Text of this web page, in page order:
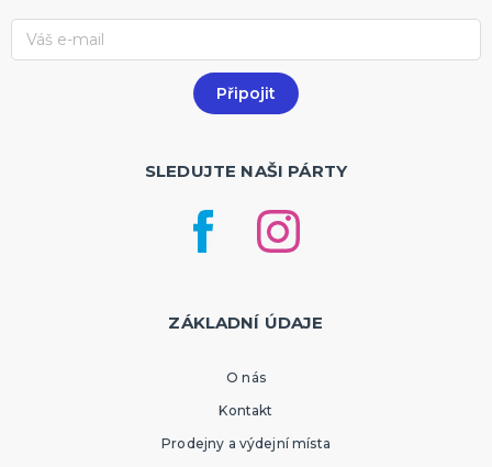
SLEDUJTE NAŠI PÁRTY
ZÁKLADNÍ ÚDAJE
O nás
Kontakt
Prodejny a výdejní místa